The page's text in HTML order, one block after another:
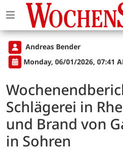
Andreas Bender
Monday, 06/01/2026, 07:41
Schlägerei in
und Brand von
in Sohren